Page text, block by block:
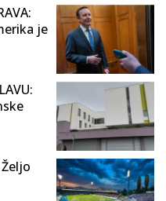
je
Željo